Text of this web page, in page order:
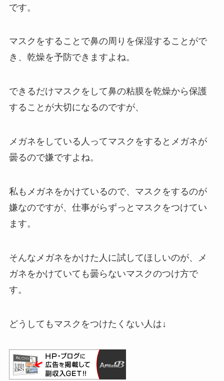
です。
マスクをすることで鼻の周りを保湿することがで
き、乾燥を予防できますよね。
できるだけマスクをして鼻の粘膜を乾燥から保護
することが大切になるのですが、
メガネをしている人ってマスクをするとメガネが
曇るので嫌ですよね。
私もメガネをかけているので、マスクをするのが
嫌なのですが、仕事がらずっとマスクをつけてい
ます。
そんなメガネをかけた人に試してほしいのが、メ
ガネをかけていても曇らないマスクのつけ方で
す。
どうしてもマスクをつけたくない人は↓